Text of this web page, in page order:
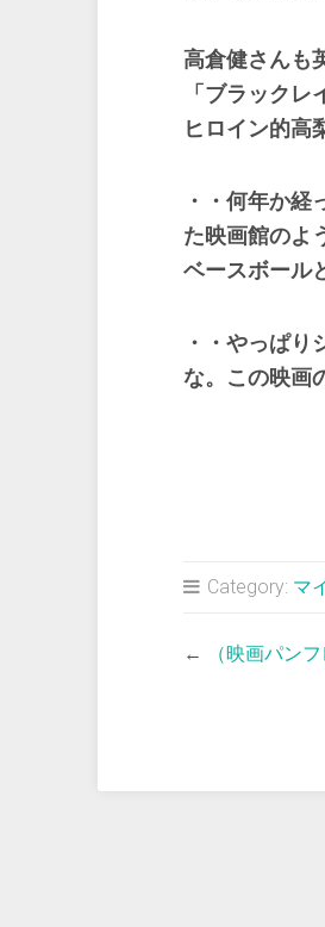
高倉健さんも
「ブラック
ヒロイン的高
・・何年か
た映画館のよ
ベースボール
・・やっぱ
な。この映画
Category: マ
←
（映画パン